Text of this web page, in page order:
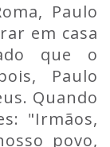
Paulo
em casa
que o
Paulo
Quando
"Irmãos,
povo,